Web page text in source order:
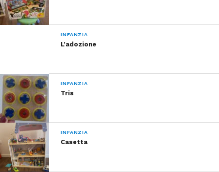
INFANZIA
L’adozione
INFANZIA
Tris
INFANZIA
Casetta